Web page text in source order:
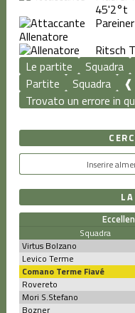
45'2°t
Allenatore
Ritsch
Le partite
Squadra
Partite
Squadra ❰
Trovato un errore in
Squadra
Virtus Bolzano
Levico Terme
Comano Terme Fiavé
Rovereto
Mori S.Stefano
Bozner